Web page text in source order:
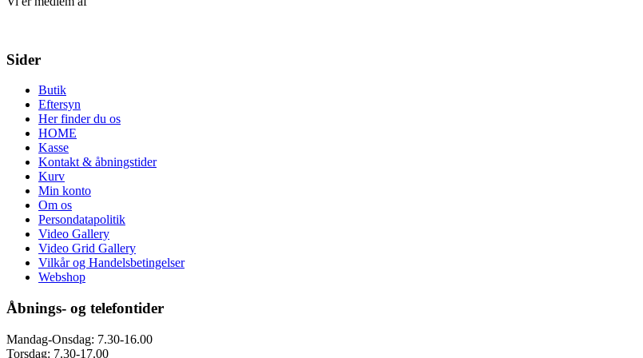
Sider
Butik
Eftersyn
Her finder du os
HOME
Kasse
Kontakt & åbningstider
Kurv
Min konto
Om os
Persondatapolitik
Video Gallery
Video Grid Gallery
Vilkår og Handelsbetingelser
Webshop
Åbnings- og telefontider
Mandag-Onsdag: 7.30-16.00
Torsdag: 7.30-17.00